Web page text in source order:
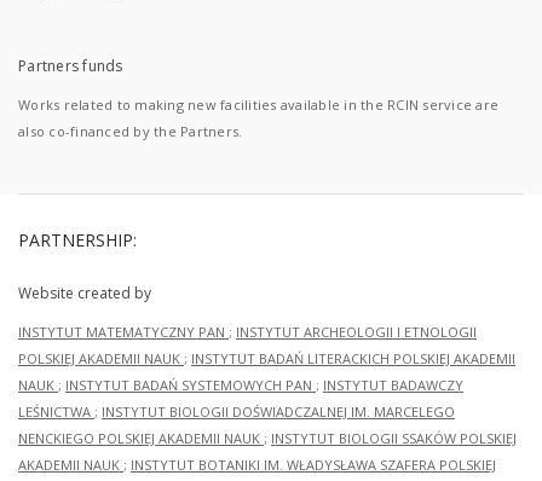
Partners funds
Works related to making new facilities available in the RCIN service are
also co-financed by the Partners.
PARTNERSHIP:
Website created by
INSTYTUT MATEMATYCZNY PAN ; INSTYTUT ARCHEOLOGII I ETNOLOGII
POLSKIEJ AKADEMII NAUK ; INSTYTUT BADAŃ LITERACKICH POLSKIEJ AKADEMII
NAUK ; INSTYTUT BADAŃ SYSTEMOWYCH PAN ; INSTYTUT BADAWCZY
LEŚNICTWA ; INSTYTUT BIOLOGII DOŚWIADCZALNEJ IM. MARCELEGO
NENCKIEGO POLSKIEJ AKADEMII NAUK ; INSTYTUT BIOLOGII SSAKÓW POLSKIEJ
AKADEMII NAUK ; INSTYTUT BOTANIKI IM. WŁADYSŁAWA SZAFERA POLSKIEJ